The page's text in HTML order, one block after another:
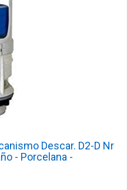
Descar. D2-D Nr
- Porcelana -